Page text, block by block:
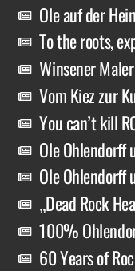
Ole auf der
To the roots,
Winsener
Vom Kiez zur
You can’t kill
Ole Ohlendorff
Ole Ohlendorff
„Dead Rock
100%
60 Years of